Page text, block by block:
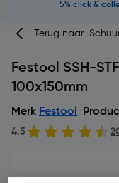
5% click &
Terug naar
Festool SSH-
100x150mm
Merk Festool
4.5